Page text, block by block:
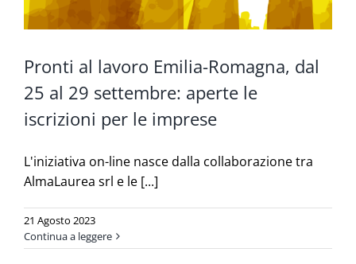
Pronti al lavoro Emilia-Romagna, dal
25 al 29 settembre: aperte le
iscrizioni per le imprese
L'iniziativa on-line nasce dalla collaborazione tra
AlmaLaurea srl e le [...]
21 Agosto 2023
Continua a leggere